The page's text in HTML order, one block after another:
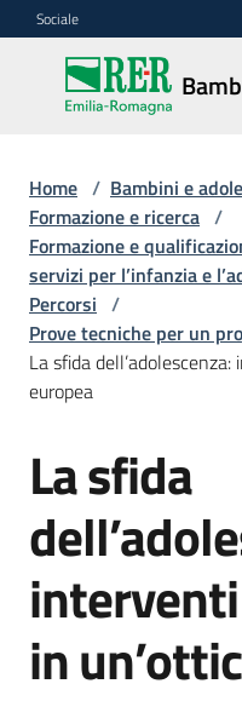
Vai al contenuto
Vai alla navigazione
Vai al footer
Sociale
Bambini e
Accoglienza,
tutela
e
sostegno
Adolescenza
Centri
estivi
e
soggiorni
socioeducativi
Formazione
e
Home / Bambini e
Formazione e ricerca /
Formazione e
servizi per l’infanzia e
Percorsi /
Prove tecniche per un
La sfida
europea
La sfida
in